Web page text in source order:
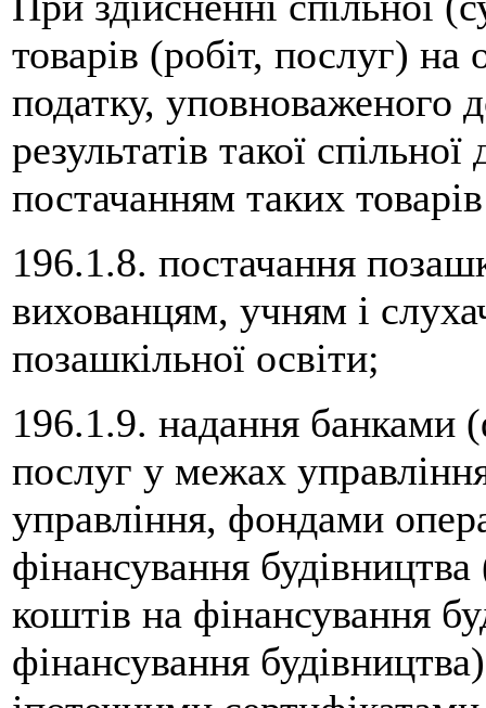
товарів (робіт, послуг)
податку, уповноваженого
результатів такої
постачанням таких
196.1.8. постачання
вихованцям, учням і
позашкільної освіти;
196.1.9. надання банками
послуг у межах
управління, фондами
фінансування
коштів на фінансування
фінансування